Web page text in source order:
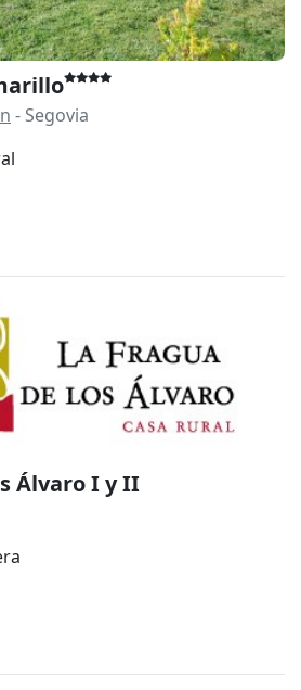
- Segovia
Álvaro I y II